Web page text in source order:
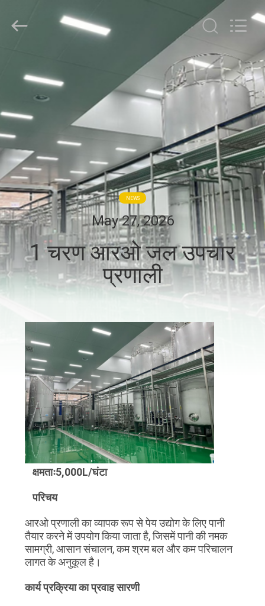
उत्पादों
वीडियो
हमारे
बारे
में
कारखाना
भ्रमण
गुणवत्ता
नियंत्रण
संपर्क
समाचार
उद्धरण
की
विनती
करे
साइटमैप
NEWS
May 27, 2026
1 चरण आरओ जल उपचार
प्रणाली
क्षमताः5,000L/घंटा
परिचय
आरओ प्रणाली का व्यापक रूप से पेय उद्योग के लिए पानी
तैयार करने में उपयोग किया जाता है, जिसमें पानी की नमक
सामग्री, आसान संचालन, कम श्रम बल और कम परिचालन
लागत के अनुकूल है।
कार्य प्रक्रिया का प्रवाह सारणी